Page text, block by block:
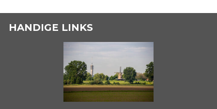
HANDIGE LINKS